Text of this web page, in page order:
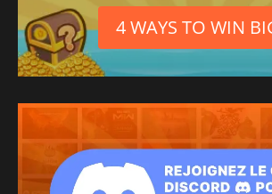
4 WAYS TO WIN